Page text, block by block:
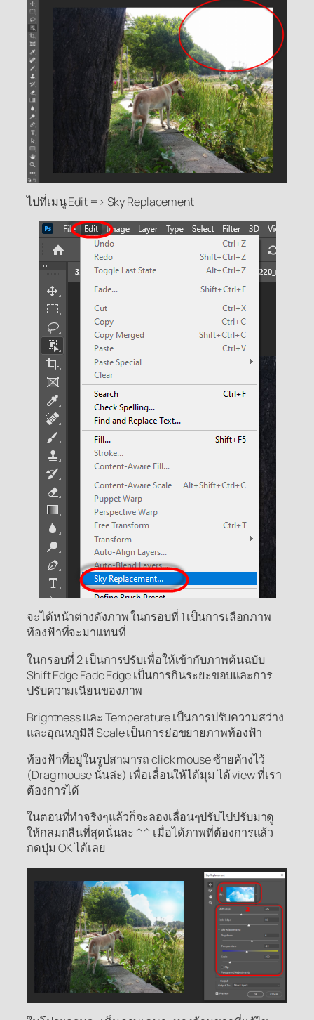
ไปที่เมนู Edit => Sky Replacement
จะได้หน้าต่างดังภาพ ในกรอบที่ 1 เป็นการเลือกภาพ
ท้องฟ้าที่จะมาแทนที่
ในกรอบที่ 2 เป็นการปรับเพื่อให้เข้ากับภาพต้นฉบับ
Shift Edge Fade Edge เป็นการกินระยะขอบและการ
ปรับความเนียนของภาพ
Brightness และ Temperature เป็นการปรับความสว่าง
และอุณหภูมิสี Scale เป็นการย่อขยายภาพท้องฟ้า
ท้องฟ้าที่อยู่ในรูปสามารถ click mouse ซ้ายค้างไว้
(Drag mouse นั่นล่ะ) เพื่อเลื่อนให้ได้มุม ได้ view ที่เรา
ต้องการได้
ในตอนที่ทำจริงๆแล้วก็จะลองเลื่อนๆปรับไปปรับมาดู
ให้กลมกลืนที่สุดนั่นละ ^^ เมื่อได้ภาพที่ต้องการแล้ว
กดปุ่ม OK ได้เลย